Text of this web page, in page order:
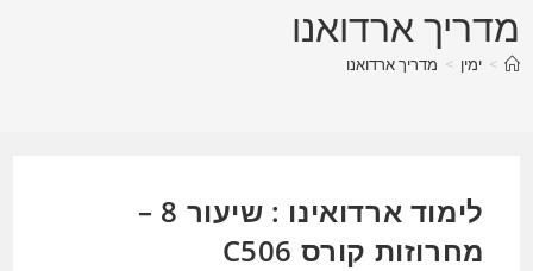
מדריך ארדואנו
> ימין > מדריך ארדואנו
לימוד ארדואינו : שיעור 8 –
מחרוזות קורס C506